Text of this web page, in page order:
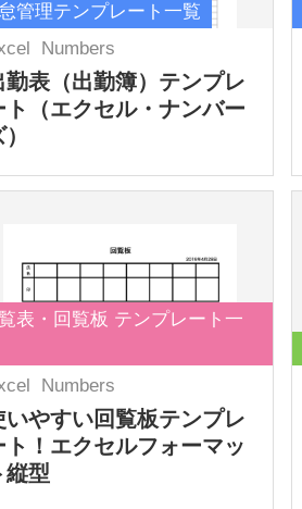
管理テンプレート一覧
Numbers
勤表（出勤簿）テンプレ
ト（エクセル・ナンバー
表・回覧板 テンプレート一
Numbers
いやすい回覧板テンプレ
ト！エクセルフォーマッ
縦型